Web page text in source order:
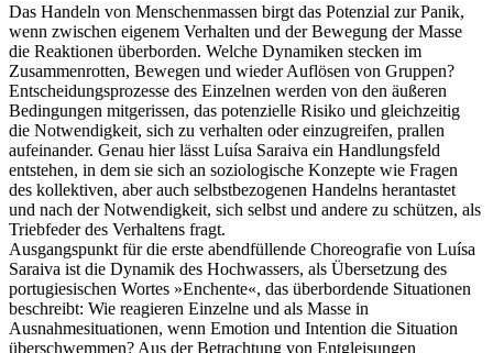
Das Handeln von Menschenmassen birgt das Potenzial zur Panik,
wenn zwischen eigenem Verhalten und der Bewegung der Masse
die Reaktionen überborden. Welche Dynamiken stecken im
Zusammenrotten, Bewegen und wieder Auflösen von Gruppen?
Entscheidungsprozesse des Einzelnen werden von den äußeren
Bedingungen mitgerissen, das potenzielle Risiko und gleichzeitig
die Notwendigkeit, sich zu verhalten oder einzugreifen, prallen
aufeinander. Genau hier lässt Luísa Saraiva ein Handlungsfeld
entstehen, in dem sie sich an soziologische Konzepte wie Fragen
des kollektiven, aber auch selbstbezogenen Handelns herantastet
und nach der Notwendigkeit, sich selbst und andere zu schützen, als
Triebfeder des Verhaltens fragt.
Ausgangspunkt für die erste abendfüllende Choreografie von Luísa
Saraiva ist die Dynamik des Hochwassers, als Übersetzung des
portugiesischen Wortes »Enchente«, das überbordende Situationen
beschreibt: Wie reagieren Einzelne und als Masse in
Ausnahmesituationen, wenn Emotion und Intention die Situation
überschwemmen? Aus der Betrachtung von Entgleisungen